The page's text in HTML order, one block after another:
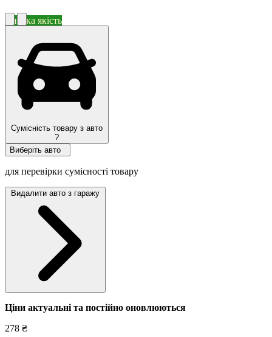
Висока якість
Сумісність товару з авто
?
Виберіть авто
для перевірки сумісності товару
Видалити авто з гаражу
Ціни актуальні та постійно оновлюються
278 ₴